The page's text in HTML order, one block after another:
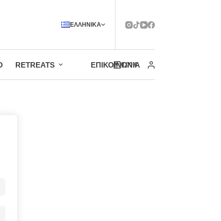
ΕΛΛΗΝΙΚΆ
RETREATS ΕΠΙΚΟΙΝΩΝΊΑ
0,00€